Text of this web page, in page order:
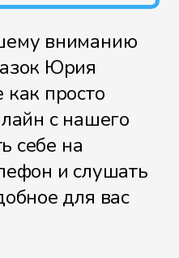
вниманию
Юрия
просто
с нашего
себе на
и слушать
для вас